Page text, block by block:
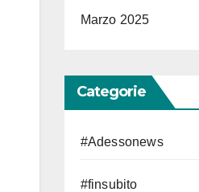
Marzo 2025
Categorie
#Adessonews
#finsubito